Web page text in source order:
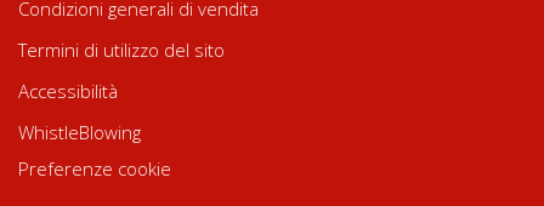
Condizioni generali di vendita
Termini di utilizzo del sito
Accessibilità
WhistleBlowing
Preferenze cookie